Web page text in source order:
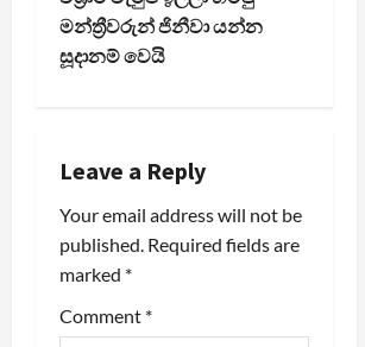
n
v
i
g
a
මන්ත්‍රීවරුන් ජිනීවා යන්න
සූදානම් වෙයි
Leave a Reply
Your email address will not be
published. Required fields are
marked *
Comment *